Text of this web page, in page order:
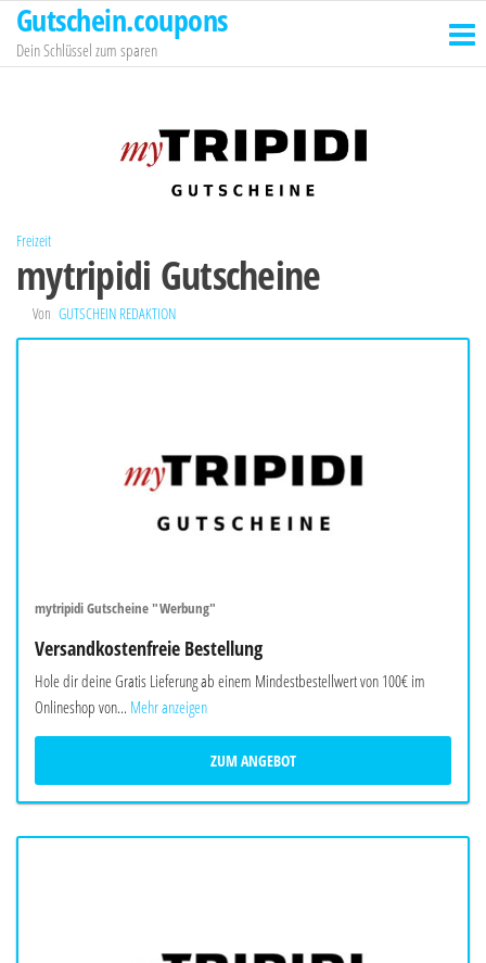
Zum
Inhalt
springen
Gutschein.coupons
Dein Schlüssel zum sparen
Freizeit
mytripidi Gutscheine
Von GUTSCHEIN REDAKTION
mytripidi Gutscheine "Werbung"
Versandkostenfreie Bestellung
Hole dir deine Gratis Lieferung ab einem Mindestbestellwert von 100€ im
Onlineshop von... Mehr anzeigen
ZUM ANGEBOT